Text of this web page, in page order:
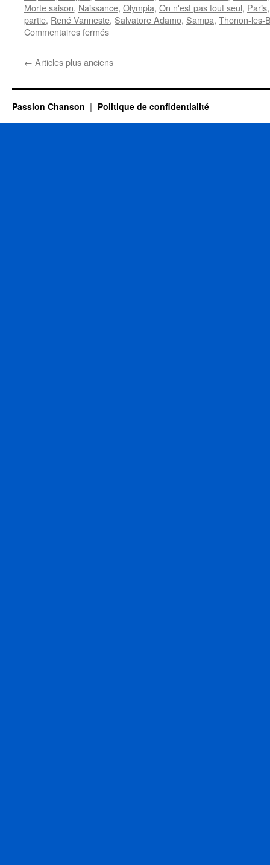
Morte saison, Naissance, Olympia, On n'est pas tout seul, Paris
partie, René Vanneste, Salvatore Adamo, Sampa, Thonon-les-
Commentaires ferméssur
← Articles plus anciens
Passion Chanson Politique de confidentialité